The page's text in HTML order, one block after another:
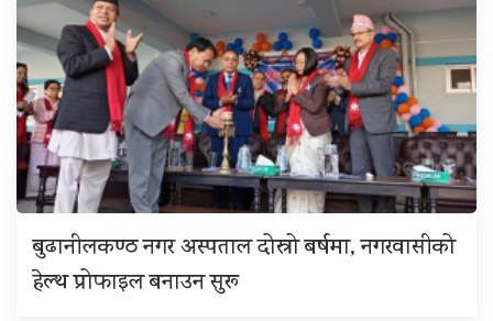
बुढानीलकण्ठ नगर अस्पताल दोस्रो बर्षमा, नगरवासीको
हेल्थ प्रोफाइल बनाउन सुरू